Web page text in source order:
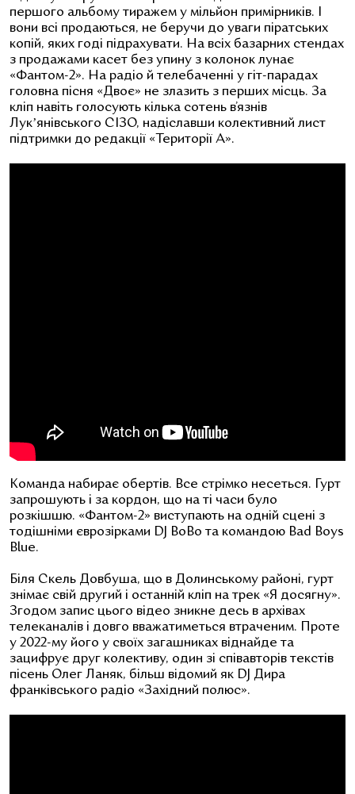
першого альбому тиражем у мільйон примірників. І
вони всі продаються, не беручи до уваги піратських
копій, яких годі підрахувати. На всіх базарних стендах
з продажами касет без упину з колонок лунає
«Фантом-2». На радіо й телебаченні у гіт-парадах
головна пісня «Двоє» не злазить з перших місць. За
кліп навіть голосують кілька сотень в’язнів
Лукʼянівського СІЗО, надіславши колективний лист
підтримки до редакції «Території А».
Команда набирає обертів. Все стрімко несеться. Гурт
запрошують і за кордон, що на ті часи було
розкішшю. «Фантом-2» виступають на одній сцені з
тодішніми єврозірками DJ BoBo та командою Bad Boys
Blue.
Біля Скель Довбуша, що в Долинському районі, гурт
знімає свій другий і останній кліп на трек «Я досягну».
Згодом запис цього відео зникне десь в архівах
телеканалів і довго вважатиметься втраченим. Проте
у 2022-му його у своїх загашниках віднайде та
зацифрує друг колективу, один зі співавторів текстів
пісень Олег Ланяк, більш відомий як DJ Дира
франківського радіо «Західний полюс».